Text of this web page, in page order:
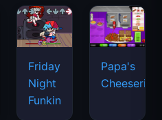
Friday
Night
Funkin
Papa's
Cheeseria